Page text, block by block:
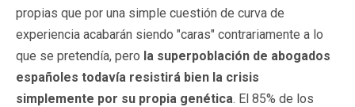
propias que por una simple cuestión de curva de
experiencia acabarán siendo "caras" contrariamente a lo
que se pretendía, pero la superpoblación de abogados
españoles todavía resistirá bien la crisis
simplemente por su propia genética. El 85% de los